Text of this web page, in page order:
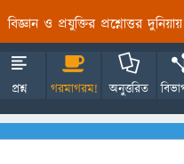
বিজ্ঞান ও প্রযুক্তির প্রশ্নোত্তর
প্রশ্ন গরমাগরম! অনুত্তরিত